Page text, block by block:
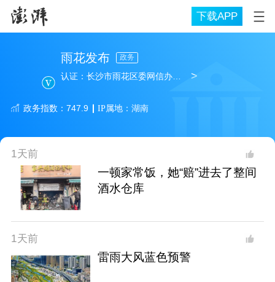
下载APP
雨花发布 政务
认证：长沙市雨花区委网信办、区融媒体中心官方澎湃号 >
政务指数：747.9 IP属地： 湖南
1天前
一顿家常饭，她“赔”进去了整间
酒水仓库
1天前
雷雨大风蓝色预警